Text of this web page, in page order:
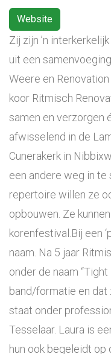
Website
Zij zijn ’n
uit een
Weere en
koor Ritmisch
samen en verzorgen
afwisselend in de
Cunerakerk in
een andere weg in te
repertoire willen ze
opbouwen. Ze
korenfestival.Bij een
naam. Na 5 jaar
onder de naam
band/formatie en dat
staat onder
Tesselaar. Laura is
hun ook begeleidt op